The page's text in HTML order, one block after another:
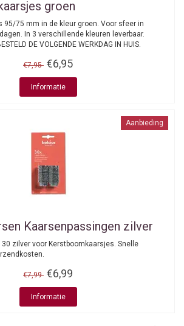
groen
95/75 mm in de kleur groen. Voor sfeer in
In 3 verschillende kleuren leverbaar.
DE VOLGENDE WERKDAG IN HUIS.
€7,95 €6,95
Informatie
Aanbieding
Kaarsenpassingen zilver
zilver voor Kerstboomkaarsjes. Snelle
€7,99 €6,99
Informatie